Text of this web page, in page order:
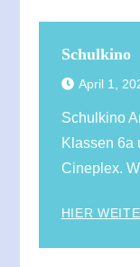
Schulkino
April 1,
Schulkino
Klassen 6a
Cineplex.
HIER